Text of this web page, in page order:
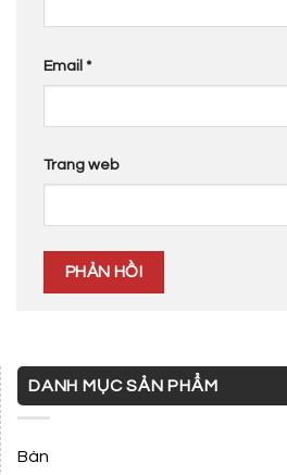
Email *
Trang web
DANH MỤC SẢN PHẨM
Bàn